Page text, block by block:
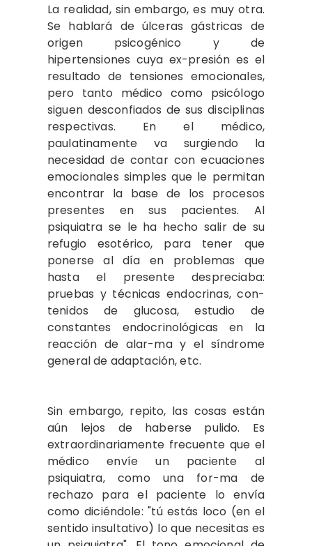
La realidad, sin embargo, es muy otra.
Se hablará de úlceras gástricas de
origen psicogénico y de
hipertensiones cuya ex-presión es el
resultado de tensiones emocionales,
pero tanto médico como psicólogo
siguen desconfiados de sus disciplinas
respectivas. En el médico,
paulatinamente va surgiendo la
necesidad de contar con ecuaciones
emocionales simples que le permitan
encontrar la base de los procesos
presentes en sus pacientes. Al
psiquiatra se le ha hecho salir de su
refugio esotérico, para tener que
ponerse al día en problemas que
hasta el presente despreciaba:
pruebas y técnicas endocrinas, con-
tenidos de glucosa, estudio de
constantes endocrinológicas en la
reacción de alar-ma y el síndrome
general de adaptación, etc.
Sin embargo, repito, las cosas están
aún lejos de haberse pulido. Es
extraordinariamente frecuente que el
médico envíe un paciente al
psiquiatra, como una for-ma de
rechazo para el paciente lo envía
como diciéndole: "tú estás loco (en el
sentido insultativo) lo que necesitas es